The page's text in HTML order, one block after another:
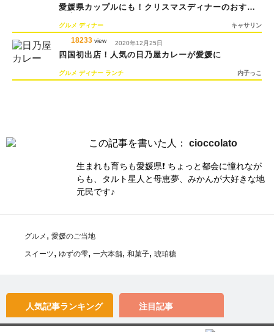
愛媛県カップルにも！クリスマスディナーのおすす
グルメ ディナー キャサリン
18233 view 2020年12月25日
四国初出店！人気の日乃屋カレーが愛媛に
グルメ ディナー ランチ 内子っこ
この記事を書いた人： cioccolato
生まれも育ちも愛媛県❗ ちょっと都会に憧れなが
らも、タルト星人と母恵夢、みかんが大好きな地
元民です♪
グルメ , 愛媛のご当地
スイーツ, ゆずの雫, 一六本舗, 和菓子, 琥珀糖
人気記事ランキング 注目記事